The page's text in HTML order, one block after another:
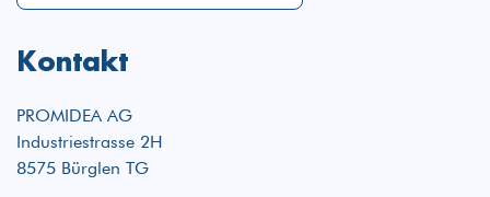
Kontakt
PROMIDEA AG
Industriestrasse 2H
8575 Bürglen TG